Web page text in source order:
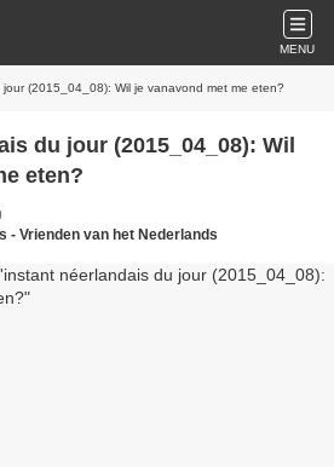
MENU
(2015_04_08): Wil je vanavond met me eten?
du jour (2015_04_08): Wil
eten?
- Vrienden van het Nederlands